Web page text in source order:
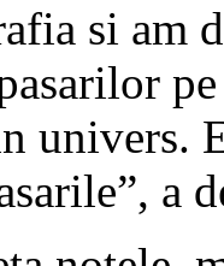
si am
univers.
a